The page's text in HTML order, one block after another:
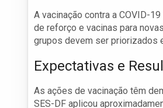
A vacinação contra a COVID-
de reforço e vacinas para
grupos devem ser priorizados
Expectativas e
As ações de vacinação têm
SES-DF aplicou